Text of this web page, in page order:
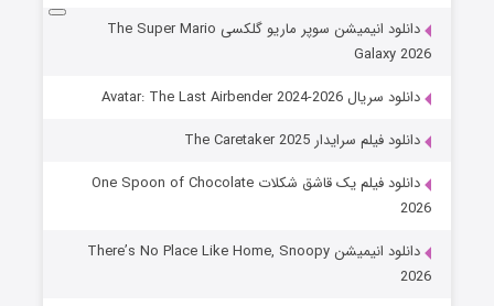
دانلود انیمیشن سوپر ماریو گلکسی The Super Mario
Galaxy 2026
دانلود سریال Avatar: The Last Airbender 2024-2026
دانلود فیلم سرایدار The Caretaker 2025
دانلود فیلم یک قاشق شکلات One Spoon of Chocolate
2026
دانلود انیمیشن There’s No Place Like Home, Snoopy
2026